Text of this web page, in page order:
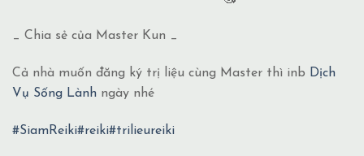
_ Chia sẻ của Master Kun _
Cả nhà muốn đăng ký trị liệu cùng Master thì inb Dịch
Vụ Sống Lành ngày nhé
#SiamReiki#reiki#trilieureiki